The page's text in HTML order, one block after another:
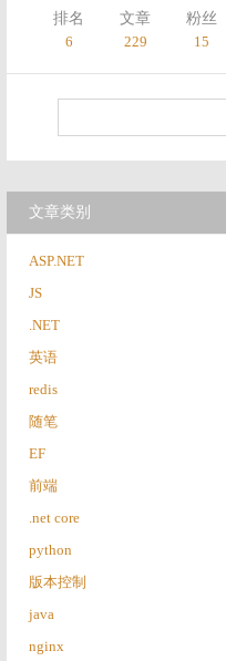
排名
6
文章
229
粉丝
15
文章类别
ASP.NET
JS
.NET
英语
redis
随笔
EF
前端
.net core
python
版本控制
java
nginx